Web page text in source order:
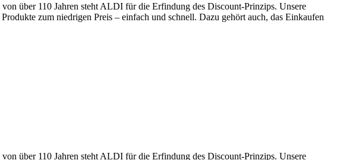
über 110 Jahren steht ALDI für die Erfindung des Discount-Prinzips. Unsere
zum niedrigen Preis – einfach und schnell. Dazu gehört auch, das Einkaufen
über 110 Jahren steht ALDI für die Erfindung des Discount-Prinzips. Unsere